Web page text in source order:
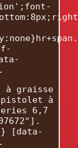
graisse
pistolet à
6,7
[data-